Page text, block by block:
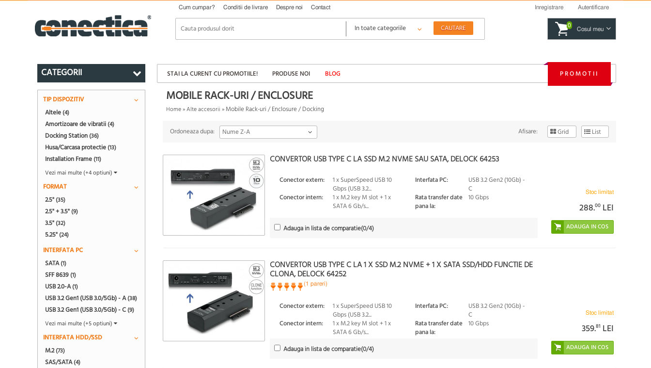
Cum cumpar? Conditii de livrare Despre noi Contact Inregistrare Autentificare
0
Cosul meu
CATEGORII STAI LA CURENT CU PROMOTIILE! PRODUSE NOI BLOG PROMOTII
MOBILE RACK-URI / ENCLOSURE
Home»Alte accesorii » Mobile Rack-uri / Enclosure / Docking
Ordoneaza dupa: Nume Z-A Afisare: Grid List
CONVERTOR USB TYPE C LA SSD M.2 NVME SAU SATA, DELOCK 64253
Conector extern:
1 x SuperSpeed USB 10
Gbps (USB 3.2...
Conector intern:
1 x M.2 key M slot + 1 x
SATA 6 Gb/s...
Interfata PC:
USB 3.2 Gen2 (10Gb) -
C
Rata transfer date
pana la:
10 Gbps
Adauga in lista de comparatie(0/4)
Stoc limitat
288.00 LEI
CONVERTOR USB TYPE C LA 1 X SSD M.2 NVME + 1 X SATA SSD/HDD FUNCTIE DE
CLONA, DELOCK 64252
(1 pareri)
Conector extern:
1 x SuperSpeed USB 10
Gbps (USB 3.2...
Conector intern:
1 x M.2 key M slot + 1 x
SATA 6 Gb/s...
Interfata PC:
USB 3.2 Gen2 (10Gb) -
C
Rata transfer date
pana la:
10 Gbps
Adauga in lista de comparatie(0/4)
Stoc limitat
359.81 LEI
TIP DISPOZITIV
Altele (4)
Amortizoare de vibratii (4)
Docking Station (36)
Husa/Carcasa protectie (13)
Installation Frame (11)
Vezi mai multe (+4 optiuni)
FORMAT
2.5" (35)
2.5" + 3.5" (9)
3.5" (32)
5.25" (24)
INTERFATA PC
SATA(1)
SFF 8639 (1)
USB 2.0-A(1)
USB 3.2 Gen1 (USB 3.0/5Gb) - A(38)
USB 3.2 Gen1 (USB 3.0/5Gb) - C (9)
Vezi mai multe (+5 optiuni)
INTERFATA HDD/SSD
M.2(73)
SAS/SATA(4)